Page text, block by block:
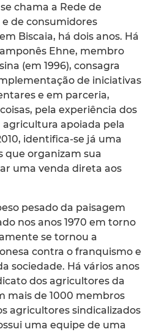
chama a Rede de
de consumidores
Biscaia, há dois anos. Há
Ehne, membro
(em 1996), consagra
de iniciativas
e em parceria,
pela experiência dos
agricultura apoiada pela
identifica-se já uma
que organizam sua
uma venda direta aos
pesado da paisagem
nos anos 1970 em torno
se tornou a
contra o franquismo e
sociedade. Há vários anos
dos agricultores da
mais de 1000 membros
agricultores sindicalizados
uma equipe de uma